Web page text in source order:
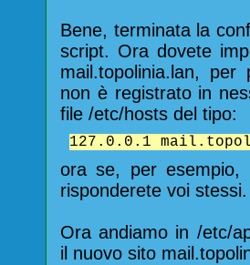
Bene, terminata la
script. Ora dovete
mail.topolinia.lan,
non è registrato in
file /etc/hosts del tipo:
127.0.0.1
ora se, per esempio,
risponderete voi stessi.
Ora andiamo in /etc/
il nuovo sito